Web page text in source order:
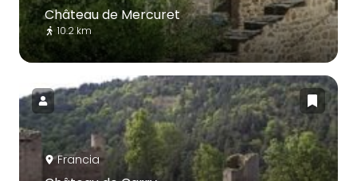
Château de Mercuret
10.2 km
Francia